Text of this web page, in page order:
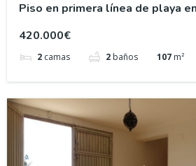
Piso en primera línea de playa
420.000€
2 camas 2 baños 107 m²